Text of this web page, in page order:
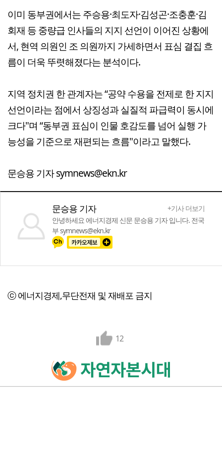
이미 동부권에서는 주승용·최도자·김성곤·조충훈·김
회재 등 중량급 인사들의 지지 선언이 이어진 상황에
서, 현역 의원인 조 의원까지 가세하면서 표심 결집 흐
름이 더욱 뚜렷해졌다는 분석이다.
지역 정치권 한 관계자는 “공약 수용을 전제로 한 지지
선언이라는 점에서 상징성과 실질적 파급력이 동시에
크다"며 “동부권 표심이 인물 호감도를 넘어 실행 가
능성을 기준으로 재편되는 흐름"이라고 말했다.
문승용 기자 symnews@ekn.kr
문승용 기자
+기사 더보기
안녕하세요 에너지경제 신문 문승용 기자 입니다. 전국
부 symnews@ekn.kr
ⓒ 에너지경제,무단전재 및 재배포 금지
12